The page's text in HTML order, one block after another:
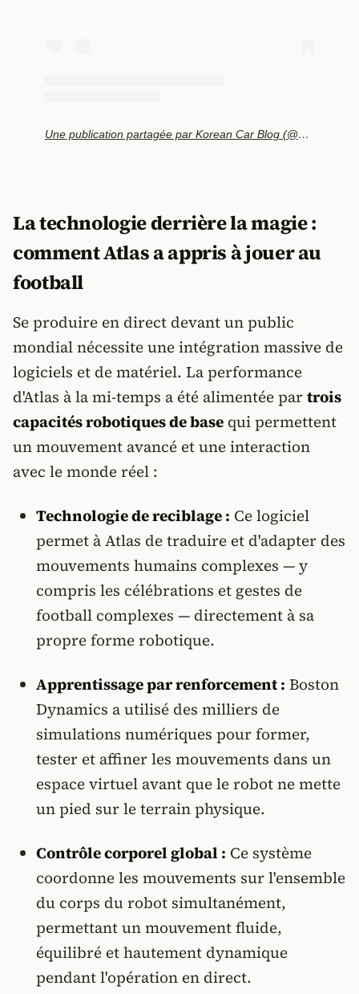
Une publication partagée par Korean Car Blog (@koreancarblog)
La technologie derrière la magie :
comment Atlas a appris à jouer au
football
Se produire en direct devant un public
mondial nécessite une intégration massive de
logiciels et de matériel. La performance
d'Atlas à la mi-temps a été alimentée partrois
capacités robotiques de base qui permettent
un mouvement avancé et une interaction
avec le monde réel :
Technologie de reciblage : Ce logiciel
permet à Atlas de traduire et d'adapter des
mouvements humains complexes — y
compris les célébrations et gestes de
football complexes — directement à sa
propre forme robotique.
Apprentissage par renforcement : Boston
Dynamics a utilisé des milliers de
simulations numériques pour former,
tester et affiner les mouvements dans un
espace virtuel avant que le robot ne mette
un pied sur le terrain physique.
Contrôle corporel global : Ce système
coordonne les mouvements sur l'ensemble
du corps du robot simultanément,
permettant un mouvement fluide,
équilibré et hautement dynamique
pendant l'opération en direct.